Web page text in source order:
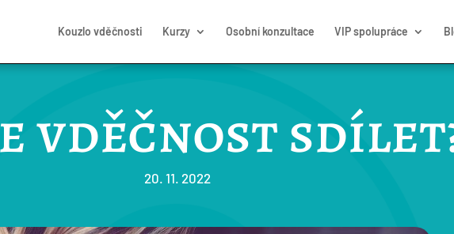
Kouzlo vděčnosti Kurzy Osobní konzultace VIP spolupráce
vděčnost
20. 11. 2022